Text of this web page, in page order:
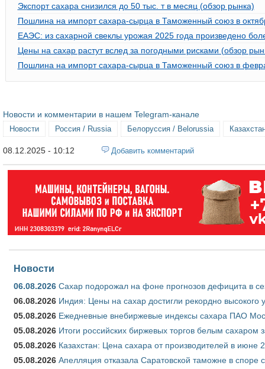
Экспорт сахара снизился до 50 тыс. т в месяц (обзор рынка)
Пошлина на импорт сахара-сырца в Таможенный союз в
ЕАЭС: из сахарной свеклы урожая 2025 года произведено
Цены на сахар растут вслед за погодными рисками (обзор
Пошлина на импорт сахара-сырца в Таможенный союз в
Новости и комментарии в нашем Telegram-канале
Новости Россия / Russia Белоруссия / Belorussia
08.12.2025 - 10:12 Добавить комментарий
Новости
06.08.2026 Сахар подорожал на фоне прогнозов дефицита в
06.08.2026 Индия: Цены на сахар достигли рекордно высокого
05.08.2026 Ежедневные внебиржевые индексы сахара ПАО
05.08.2026 Итоги российских биржевых торгов белым сахаром
05.08.2026 Казахстан: Цена сахара от производителей в июне
05.08.2026 Апелляция отказала Саратовской таможне в